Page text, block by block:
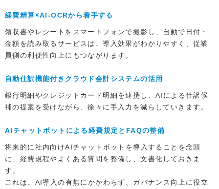
経費精算×AI-OCRから着手する
領収書やレシートをスマートフォンで撮影し、自動で日付・
金額を読み取るサービスは、導入効果がわかりやすく、従業
員側の利便性向上にもつながります。
自動仕訳機能付きクラウド会計システムの活用
銀行明細やクレジットカード明細を連携し、AIによる仕訳候
補の提案を受けながら、徐々に手入力を減らしていきます。
AIチャットボットによる経費規定とFAQの整備
将来的に社内向けAIチャットボットを導入することを念頭
に、経費規程やよくある質問を整備し、文書化しておきま
す。
これは、AI導入の有無にかかわらず、ガバナンス向上に役立